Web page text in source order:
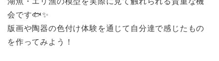
会です🐟✨
版画や陶器の色付け体験を通じて自分達で感じたもの
を作ってみよう！